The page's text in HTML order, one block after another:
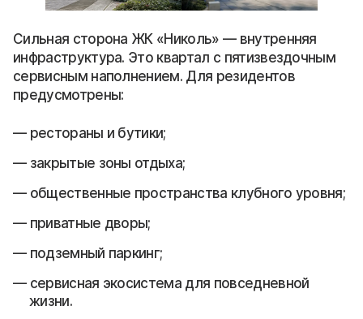
Сильная сторона ЖК «Николь» — внутренняя
инфраструктура. Это квартал с пятизвездочным
сервисным наполнением. Для резидентов
предусмотрены:
рестораны и бутики;
закрытые зоны отдыха;
общественные пространства клубного уровня;
приватные дворы;
подземный паркинг;
сервисная экосистема для повседневной
жизни.